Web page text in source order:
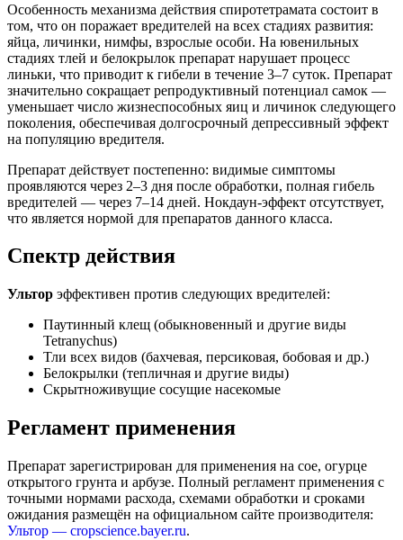
Особенность механизма действия спиротетрамата состоит в
том, что он поражает вредителей на всех стадиях развития:
яйца, личинки, нимфы, взрослые особи. На ювенильных
стадиях тлей и белокрылок препарат нарушает процесс
линьки, что приводит к гибели в течение 3–7 суток. Препарат
значительно сокращает репродуктивный потенциал самок —
уменьшает число жизнеспособных яиц и личинок следующего
поколения, обеспечивая долгосрочный депрессивный эффект
на популяцию вредителя.
Препарат действует постепенно: видимые симптомы
проявляются через 2–3 дня после обработки, полная гибель
вредителей — через 7–14 дней. Нокдаун-эффект отсутствует,
что является нормой для препаратов данного класса.
Спектр действия
Ультор эффективен против следующих вредителей:
Паутинный клещ (обыкновенный и другие виды
Tetranychus)
Тли всех видов (бахчевая, персиковая, бобовая и др.)
Белокрылки (тепличная и другие виды)
Скрытноживущие сосущие насекомые
Регламент применения
Препарат зарегистрирован для применения на сое, огурце
открытого грунта и арбузе. Полный регламент применения с
точными нормами расхода, схемами обработки и сроками
ожидания размещён на официальном сайте производителя:
Ультор — cropscience.bayer.ru.